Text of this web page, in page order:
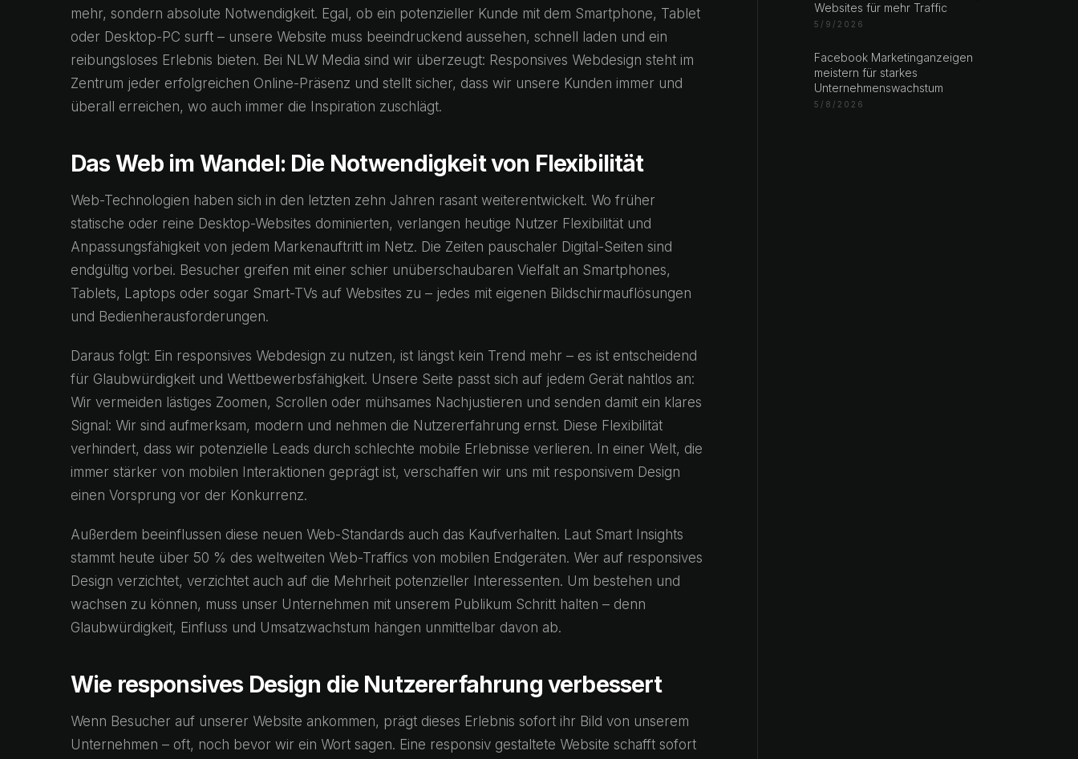
mehr, sondern absolute Notwendigkeit. Egal, ob ein potenzieller Kunde mit dem Smartphone, Tablet
oder Desktop-PC surft – unsere Website muss beeindruckend aussehen, schnell laden und ein
reibungsloses Erlebnis bieten. Bei NLW Media sind wir überzeugt: Responsives Webdesign steht im
Zentrum jeder erfolgreichen Online-Präsenz und stellt sicher, dass wir unsere Kunden immer und
überall erreichen, wo auch immer die Inspiration zuschlägt.
Das Web im Wandel: Die Notwendigkeit von Flexibilität
Web-Technologien haben sich in den letzten zehn Jahren rasant weiterentwickelt. Wo früher
statische oder reine Desktop-Websites dominierten, verlangen heutige Nutzer Flexibilität und
Anpassungsfähigkeit von jedem Markenauftritt im Netz. Die Zeiten pauschaler Digital-Seiten sind
endgültig vorbei. Besucher greifen mit einer schier unüberschaubaren Vielfalt an Smartphones,
Tablets, Laptops oder sogar Smart-TVs auf Websites zu – jedes mit eigenen Bildschirmauflösungen
und Bedienherausforderungen.
Daraus folgt: Ein responsives Webdesign zu nutzen, ist längst kein Trend mehr – es ist entscheidend
für Glaubwürdigkeit und Wettbewerbsfähigkeit. Unsere Seite passt sich auf jedem Gerät nahtlos an:
Wir vermeiden lästiges Zoomen, Scrollen oder mühsames Nachjustieren und senden damit ein klares
Signal: Wir sind aufmerksam, modern und nehmen die Nutzererfahrung ernst. Diese Flexibilität
verhindert, dass wir potenzielle Leads durch schlechte mobile Erlebnisse verlieren. In einer Welt, die
immer stärker von mobilen Interaktionen geprägt ist, verschaffen wir uns mit responsivem Design
einen Vorsprung vor der Konkurrenz.
Außerdem beeinflussen diese neuen Web-Standards auch das Kaufverhalten. Laut Smart Insights
stammt heute über 50 % des weltweiten Web-Traffics von mobilen Endgeräten. Wer auf responsives
Design verzichtet, verzichtet auch auf die Mehrheit potenzieller Interessenten. Um bestehen und
wachsen zu können, muss unser Unternehmen mit unserem Publikum Schritt halten – denn
Glaubwürdigkeit, Einfluss und Umsatzwachstum hängen unmittelbar davon ab.
Wie responsives Design die Nutzererfahrung verbessert
Wenn Besucher auf unserer Website ankommen, prägt dieses Erlebnis sofort ihr Bild von unserem
Unternehmen – oft, noch bevor wir ein Wort sagen. Eine responsiv gestaltete Website schafft sofort
Websites für mehr Traffic
5/9/2026
Facebook Marketinganzeigen
meistern für starkes
Unternehmenswachstum
5/8/2026